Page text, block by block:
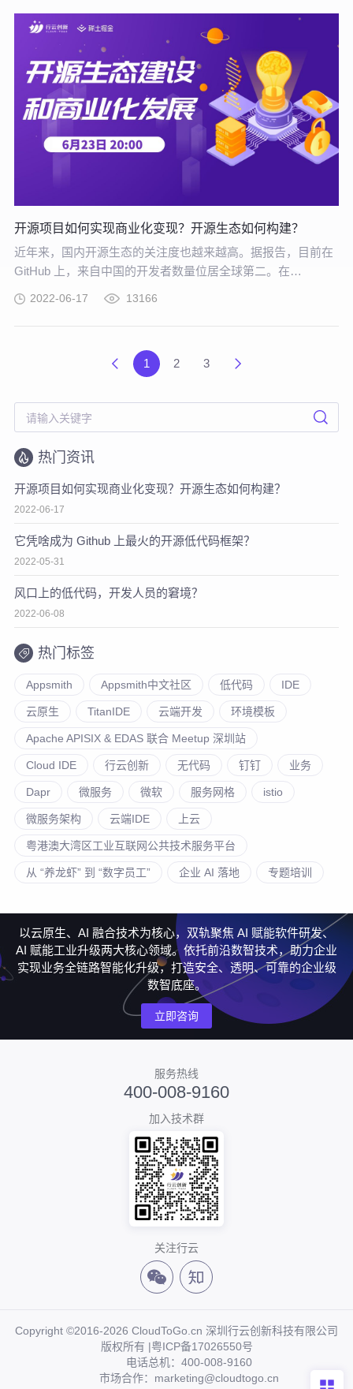
开源项目如何实现商业化变现？开源生态如何构建？
近年来，国内开源生态的关注度也越来越高。据报告，目前在
GitHub 上，来自中国的开发者数量位居全球第二。在
影，但值得注意的是，虽然国内开源项目多，但具有国际影响
2022-06-17 13166
1 2 3
热门资讯
开源项目如何实现商业化变现？开源生态如何构建？
2022-06-17
它凭啥成为 Github 上最火的开源低代码框架？
2022-05-31
风口上的低代码，开发人员的窘境？
2022-06-08
热门标签
Appsmith Appsmith中文社区 低代码 IDE
云原生 TitanIDE 云端开发 环境模板
Apache APISIX & EDAS 联合 Meetup 深圳站
Cloud IDE 行云创新 无代码 钉钉 业务
Dapr 微服务 微软 服务网格 istio
微服务架构 云端IDE 上云
粤港澳大湾区工业互联网公共技术服务平台
从 “养龙虾” 到 “数字员工” 企业 AI 落地 专题培训
以云原生、AI 融合技术为核心，双轨聚焦 AI 赋能软件研发、
AI 赋能工业升级两大核心领域。依托前沿数智技术，助力企业
实现业务全链路智能化升级，打造安全、透明、可靠的企业级
数智底座。
立即咨询
服务热线
400-008-9160
加入技术群
关注行云
Copyright ©2016-2026 CloudToGo.cn 深圳行云创新科技有限公司
版权所有 |粤ICP备17026550号
电话总机：400-008-9160
市场合作：marketing@cloudtogo.cn